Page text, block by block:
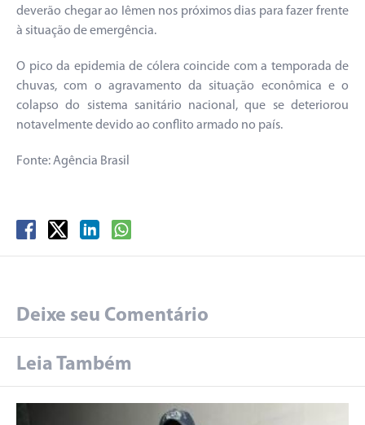
deverão chegar ao Iêmen nos próximos dias para fazer frente
à situação de emergência.
O pico da epidemia de cólera coincide com a temporada de
chuvas, com o agravamento da situação econômica e o
colapso do sistema sanitário nacional, que se deteriorou
notavelmente devido ao conflito armado no país.
Fonte: Agência Brasil
Deixe seu Comentário
Leia Também